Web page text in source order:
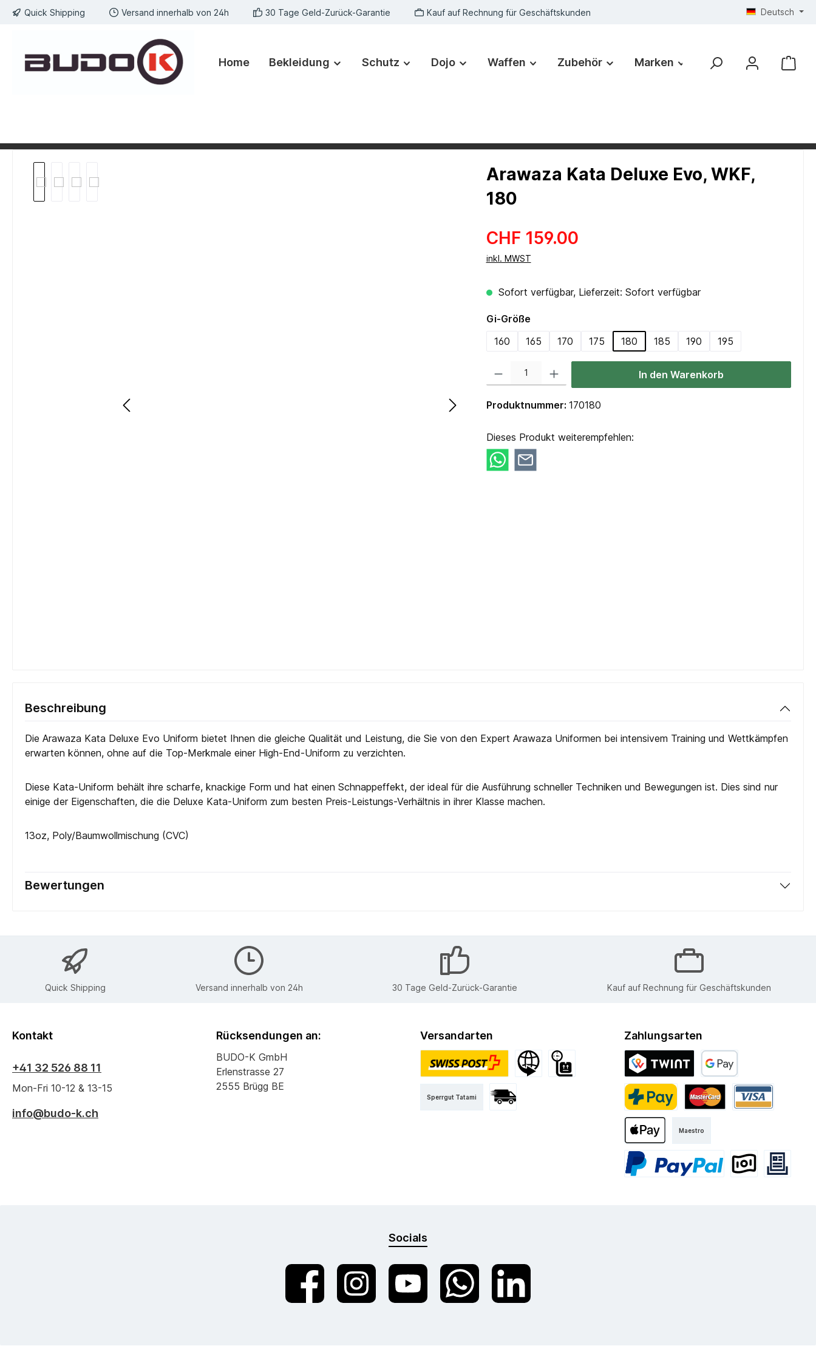
Zur Hauptnavigation springen
Quick Shipping Versand innerhalb von 24h 30 Tage Geld-Zurück-Garantie Kauf auf Rechnung für Geschäftskunden Deutsch
Home Bekleidung Schutz Dojo Waffen Zubehör Marken
Arawaza Kata Deluxe Evo, WKF,
180
CHF 159.00
inkl. MWST
Sofort verfügbar, Lieferzeit: Sofort verfügbar
Gi-Größeauswählen
160
165 170 175 180 185 190 195
In den Warenkorb
Produktnummer: 170180
Dieses Produkt weiterempfehlen:
Beschreibung
Die Arawaza Kata Deluxe Evo Uniform bietet Ihnen die gleiche Qualität und Leistung, die Sie von den Expert Arawaza Uniformen bei intensivem Training und Wettkämpfen
erwarten können, ohne auf die Top-Merkmale einer High-End-Uniform zu verzichten.
Diese Kata-Uniform behält ihre scharfe, knackige Form und hat einen Schnappeffekt, der ideal für die Ausführung schneller Techniken und Bewegungen ist. Dies sind nur
einige der Eigenschaften, die die Deluxe Kata-Uniform zum besten Preis-Leistungs-Verhältnis in ihrer Klasse machen.
13oz, Poly/Baumwollmischung (CVC)
Bewertungen
Quick Shipping Versand innerhalb von 24h 30 Tage Geld-Zurück-Garantie Kauf auf Rechnung für Geschäftskunden
Kontakt
+41 32 526 88 11
Mon-Fri 10-12 & 13-15
info@budo-k.ch
Rücksendungen an:
BUDO-K GmbH
Erlenstrasse 27
2555 Brügg BE
Versandarten
Sperrgut Tatami
Zahlungsarten
Twint Google Pay
PostFinance Pay
Apple Pay
Maestro
Socials
Facebook Instagram YouTube WhatsApp LinkedIn